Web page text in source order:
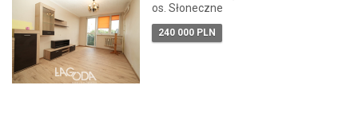
os. Słoneczne
240 000 PLN